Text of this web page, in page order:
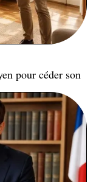
pour céder son